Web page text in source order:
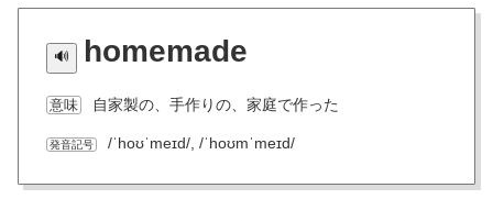
homemade
意味 自家製の、手作りの、家庭で作った
発音記号 /ˈhoʊˈmeɪd/, /ˈhoʊmˈmeɪd/